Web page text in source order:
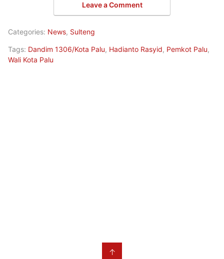
Leave a Comment
Categories: News, Sulteng
Tags: Dandim 1306/Kota Palu, Hadianto Rasyid, Pemkot Palu,
Wali Kota Palu
↑